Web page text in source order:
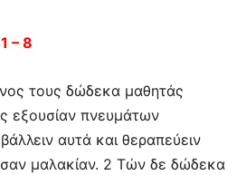
– 8
τους δώδεκα μαθητάς
εξουσίαν πνευμάτων
αυτά και θεραπεύειν
μαλακίαν. 2 Τών δε δώδεκα